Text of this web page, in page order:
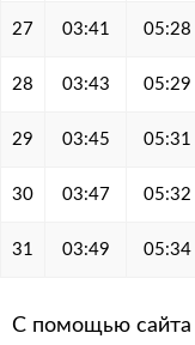
27 03:41 05:28
28 03:43 05:29
29 03:45 05:31
30 03:47 05:32
31 03:49 05:34
С помощью сайта